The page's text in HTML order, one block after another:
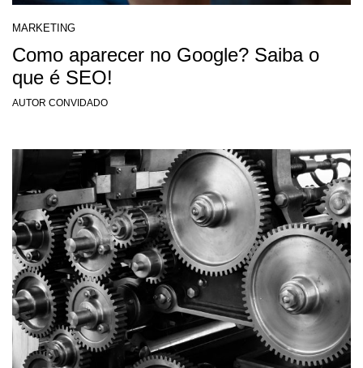
MARKETING
Como aparecer no Google? Saiba o
que é SEO!
AUTOR CONVIDADO